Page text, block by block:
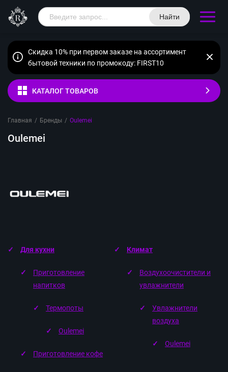
Найти
Скидка 10% при первом заказе на ассортимент
бытовой техники по промокоду: FIRST10
КАТАЛОГ ТОВАРОВ
Главная / Бренды / Oulemei
Oulemei
Для кухни
Приготовление
напитков
Термопоты
Оulemei
Приготовление кофе
Климат
Воздухоочистители и
увлажнители
Увлажнители
воздуха
Oulemei